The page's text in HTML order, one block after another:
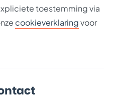
toestemming via
cookieverklaringvoor